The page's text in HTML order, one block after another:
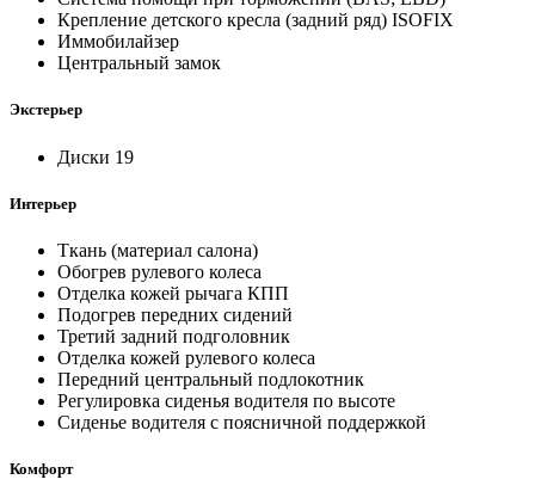
Крепление детского кресла (задний ряд) ISOFIX
Иммобилайзер
Центральный замок
Экстерьер
Диски 19
Интерьер
Ткань (материал салона)
Обогрев рулевого колеса
Отделка кожей рычага КПП
Подогрев передних сидений
Третий задний подголовник
Отделка кожей рулевого колеса
Передний центральный подлокотник
Регулировка сиденья водителя по высоте
Сиденье водителя с поясничной поддержкой
Комфорт